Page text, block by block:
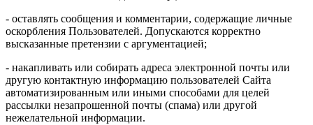
- оставлять сообщения и комментарии, содержащие личные
оскорбления Пользователей. Допускаются корректно
высказанные претензии с аргументацией;
- накапливать или собирать адреса электронной почты или
другую контактную информацию пользователей Сайта
автоматизированным или иными способами для целей
рассылки незапрошенной почты (спама) или другой
нежелательной информации.